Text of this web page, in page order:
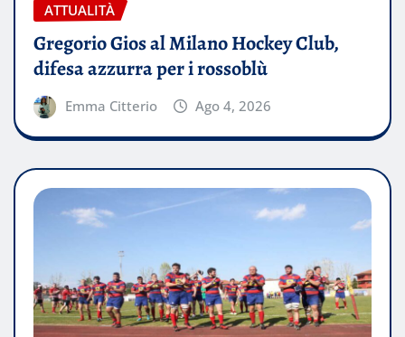
ATTUALITÀ
Gregorio Gios al Milano Hockey Club,
difesa azzurra per i rossoblù
Emma Citterio Ago 4, 2026